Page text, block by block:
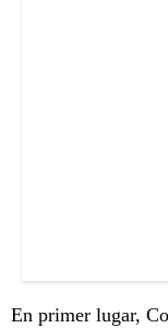
En primer lugar,